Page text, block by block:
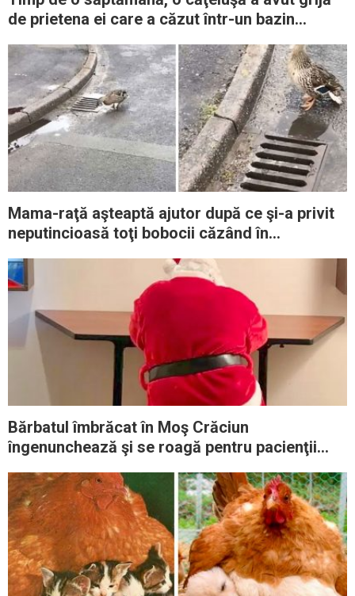
de prietena ei care a căzut într-un bazin
Mama-raţă aşteaptă ajutor după ce şi-a privit
neputincioasă toţi bobocii căzând în
Bărbatul îmbrăcat în Moş Crăciun
îngenunchează şi se roagă pentru pacienţii